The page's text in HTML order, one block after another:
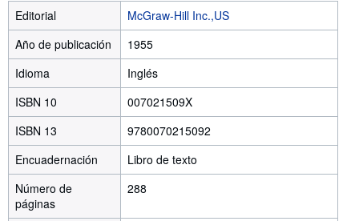
Editorial
McGraw-Hill Inc.,US
Año de publicación
1955
Idioma
Inglés
ISBN 10
007021509X
ISBN 13
9780070215092
Encuadernación
Libro de texto
Número de
páginas
288